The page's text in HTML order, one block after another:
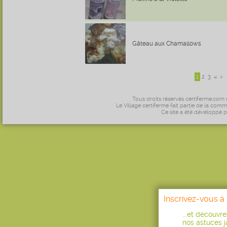
Gâteau aux Chamallows
1 2 3 4 >
Tous droits réservés certiferme.com
Le Village certiferme fait partie de la
Ce site a été développé
Inscrivez-vous
...et
nos astuces